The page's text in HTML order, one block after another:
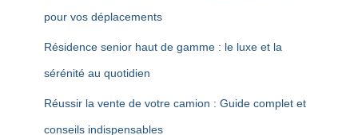
pour vos déplacements
Résidence senior haut de gamme : le luxe et la
sérénité au quotidien
Réussir la vente de votre camion : Guide complet et
conseils indispensables